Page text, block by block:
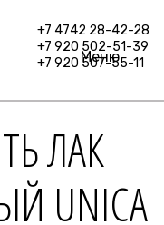
+7 4742 28-42-28
+7 920 502-51-39
+7 920 507-55-11
Меню
ЛАК
UNICA